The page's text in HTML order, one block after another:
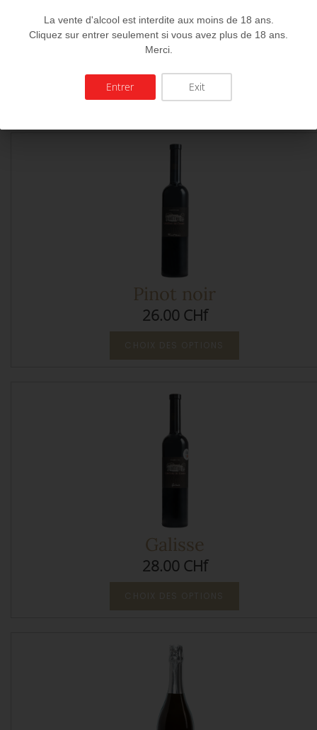
Gamay
Pinot noir
26.00 CHf
Galisse
28.00 CHf
La vente d'alcool est interdite aux moins de 18 ans.
Cliquez sur entrer seulement si vous avez plus de 18 ans.
Merci.
Entrer Exit